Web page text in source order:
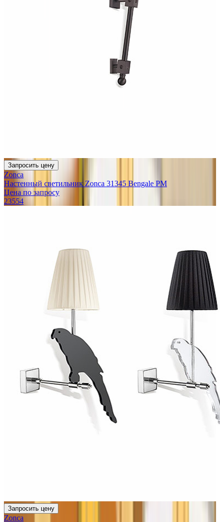
Запросить цену
Zonca
Настенный светильник Zonca 31345 Bengale PM
Цена по запросу
23554
Запросить цену
Zonca